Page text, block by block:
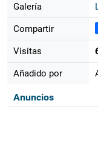
Galería
Compartir
Visitas
Añadido por
Anuncios